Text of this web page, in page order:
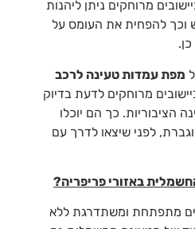
מרוחקים ניתן ליהנות
להפחית את העומס על
מפת עמדות טעינה לרכב
מרוחקים לדעת בדיוק
הציבוריות. כך הם יוכלו
לפני שיצאו לדרך עם
באזורי פריפריה?
מתפתחת ומשתדרגת ללא